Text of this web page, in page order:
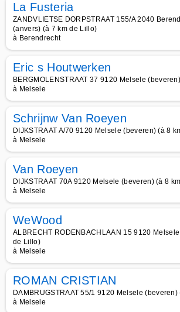
La Fusteria
ZANDVLIETSE DORPSTRAAT 155/A 2040
(anvers) (à 7 km de Lillo)
à Berendrecht
Eric s Houtwerken
BERGMOLENSTRAAT 37 9120 Melsele
à Melsele
Schrijnw Van Roeyen
DIJKSTRAAT A/70 9120 Melsele (beveren) (à 8
à Melsele
Van Roeyen
DIJKSTRAAT 70A 9120 Melsele (beveren) (à 8
à Melsele
WeWood
ALBRECHT RODENBACHLAAN 15 9120
de Lillo)
à Melsele
ROMAN CRISTIAN
DAMBRUGSTRAAT 55/1 9120 Melsele
à Melsele